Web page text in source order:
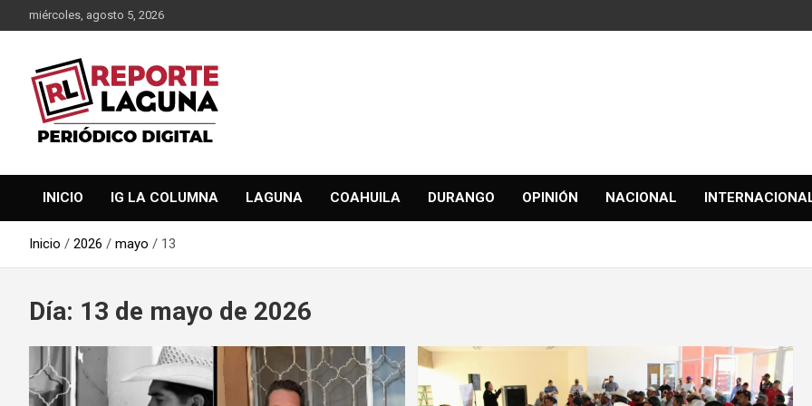
al
miércoles, agosto 5, 2026
Reporte Laguna
INICIO IG LA COLUMNA LAGUNA COAHUILA DURANGO OPINIÓN NACIONAL
Inicio 2026 mayo 13
Día: 13 de mayo de 2026